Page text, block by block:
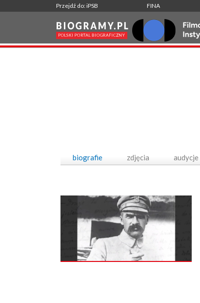
Przejdź do: iPSB FINA
biografie zdjęcia audycje